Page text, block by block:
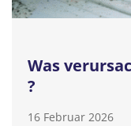
Was
?
16 Februar 2026